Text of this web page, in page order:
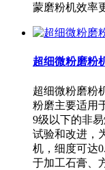
蒙磨粉机效率
超细微粉磨粉
超细微粉磨粉
粉磨主要适用
9级以下的非
试验和改进，
机，细度可达
于加工石膏、